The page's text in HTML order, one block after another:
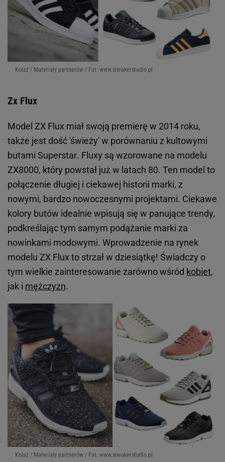
Kolaż / Materiały partnerów / Fot. www.sneakerstudio.pl
Zx Flux
Model ZX Flux miał swoją premierę w 2014 roku,
także jest dość 'świeży' w porównaniu z kultowymi
butami Superstar. Fluxy są wzorowane na modelu
ZX8000, który powstał już w latach 80. Ten model to
połączenie długiej i ciekawej historii marki, z
nowymi, bardzo nowoczesnymi projektami. Ciekawe
kolory butów idealnie wpisują się w panujące trendy,
podkreślając tym samym podążanie marki za
nowinkami modowymi. Wprowadzenie na rynek
modelu ZX Flux to strzał w dziesiątkę! Świadczy o
tym wielkie zainteresowanie zarówno wśród kobiet,
jak i mężczyzn.
Kolaż / Materiały partnerów / Fot. www.sneakerstudio.pl